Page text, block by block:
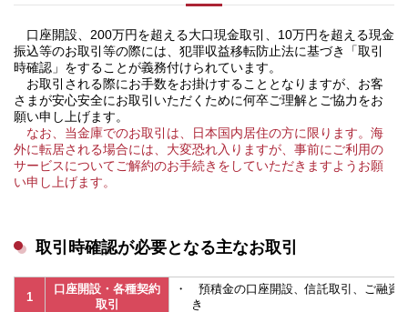
口座開設、200万円を超える大口現金取引、10万円を超える現金
振込等のお取引等の際には、犯罪収益移転防止法に基づき「取引
時確認」をすることが義務付けられています。
お取引される際にお手数をお掛けすることとなりますが、お客
さまが安心安全にお取引いただくために何卒ご理解とご協力をお
願い申し上げます。
なお、当金庫でのお取引は、日本国内居住の方に限ります。海
外に転居される場合には、大変恐れ入りますが、事前にご利用の
サービスについてご解約のお手続きをしていただきますようお願
い申し上げます。
取引時確認が必要となる主なお取引
1
口座開設・各種契約
取引
・ 預積金の口座開設、信託取引、ご融資
き